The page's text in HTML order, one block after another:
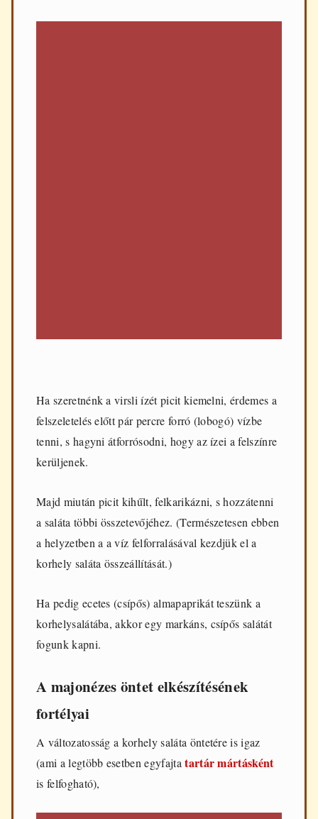
Ha szeretnénk a virsli ízét picit kiemelni, érdemes a
felszeletelés előtt pár percre forró (lobogó) vízbe
tenni, s hagyni átforrósodni, hogy az ízei a felszínre
kerüljenek.
Majd miután picit kihűlt, felkarikázni, s hozzátenni
a saláta többi összetevőjéhez. (Természetesen ebben
a helyzetben a a víz felforralásával kezdjük el a
korhely saláta összeállítását.)
Ha pedig ecetes (csípős) almapaprikát teszünk a
korhelysalátába, akkor egy markáns, csípős salátát
fogunk kapni.
A majonézes öntet elkészítésének
fortélyai
A változatosság a korhely saláta öntetére is igaz
(ami a legtöbb esetben egyfajtatartár mártásként
is felfogható),